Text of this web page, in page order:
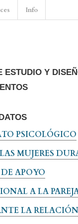
ESTUDIO Y
PSICOLÓGICO
MUJERES
APOYO
A LA
LA RELACIÓN
Info